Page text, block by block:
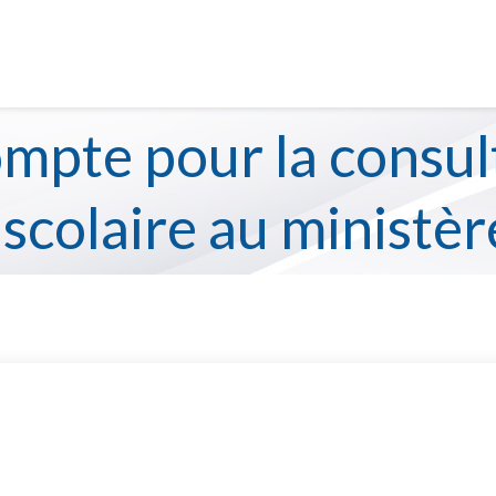
pour votre engagement, votre persévérance et tous
pour la
au